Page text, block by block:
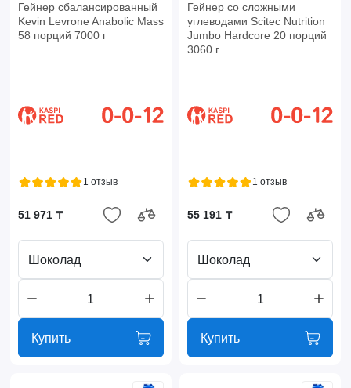
Гейнер сбалансированный
Kevin Levrone Anabolic Mass
58 порций 7000 г
1 отзыв
51 971 ₸
Шоколад
Купить
Гейнер со сложными
углеводами Scitec Nutrition
Jumbo Hardcore 20 порций
3060 г
1 отзыв
55 191 ₸
Шоколад
Купить